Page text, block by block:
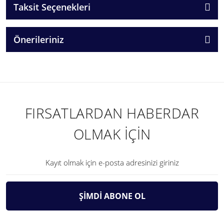
Taksit Seçenekleri
Önerileriniz
FIRSATLARDAN HABERDAR
OLMAK İÇİN
ŞİMDİ ABONE OL